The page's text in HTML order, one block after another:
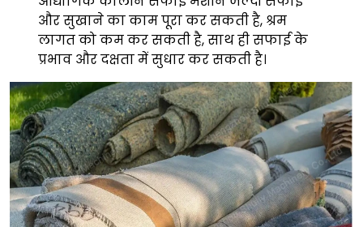
और सुखाने का काम पूरा कर सकती है, श्रम
लागत को कम कर सकती है, साथ ही सफाई के
प्रभाव और दक्षता में सुधार कर सकती है।